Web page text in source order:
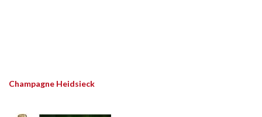
Champagne Heidsieck